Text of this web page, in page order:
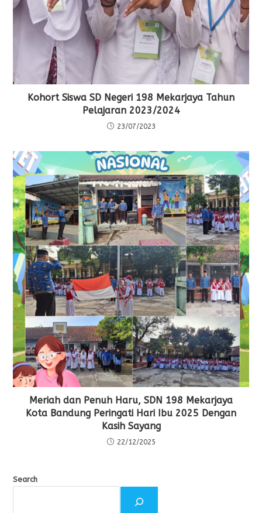
Kohort Siswa SD Negeri 198 Mekarjaya Tahun
Pelajaran 2023/2024
23/07/2023
Meriah dan Penuh Haru, SDN 198 Mekarjaya
Kota Bandung Peringati Hari Ibu 2025 Dengan
Kasih Sayang
22/12/2025
Search